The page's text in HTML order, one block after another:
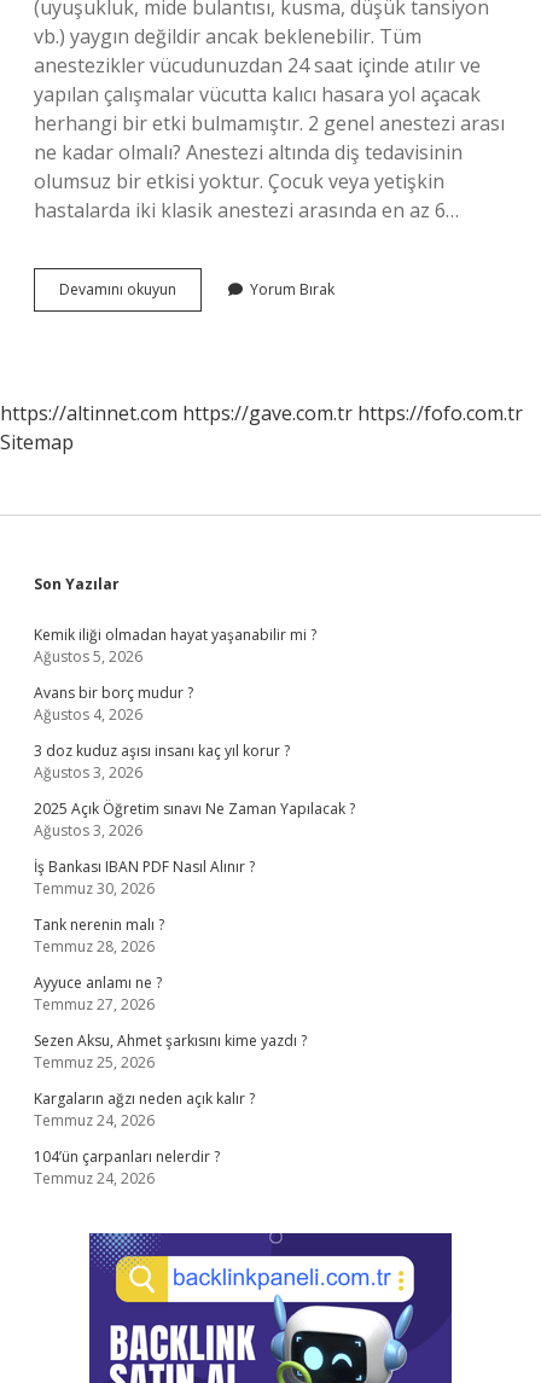
(uyuşukluk, mide bulantısı, kusma, düşük tansiyon
vb.) yaygın değildir ancak beklenebilir. Tüm
anestezikler vücudunuzdan 24 saat içinde atılır ve
yapılan çalışmalar vücutta kalıcı hasara yol açacak
herhangi bir etki bulmamıştır. 2 genel anestezi arası
ne kadar olmalı? Anestezi altında diş tedavisinin
olumsuz bir etkisi yoktur. Çocuk veya yetişkin
hastalarda iki klasik anestezi arasında en az 6…
Devamını okuyun
Anestezi
Sürer
Yorum Bırak
https://altinnet.com https://gave.com.tr https://fofo.com.tr
Sitemap
Sidebar
Son Yazılar
Kemik iliği olmadan hayat yaşanabilir mi ?
Ağustos 5, 2026
Avans bir borç mudur ?
Ağustos 4, 2026
3 doz kuduz aşısı insanı kaç yıl korur ?
Ağustos 3, 2026
2025 Açık Öğretim sınavı Ne Zaman Yapılacak ?
Ağustos 3, 2026
İş Bankası IBAN PDF Nasıl Alınır ?
Temmuz 30, 2026
Tank nerenin malı ?
Temmuz 28, 2026
Ayyuce anlamı ne ?
Temmuz 27, 2026
Sezen Aksu, Ahmet şarkısını kime yazdı ?
Temmuz 25, 2026
Kargaların ağzı neden açık kalır ?
Temmuz 24, 2026
104’ün çarpanları nelerdir ?
Temmuz 24, 2026